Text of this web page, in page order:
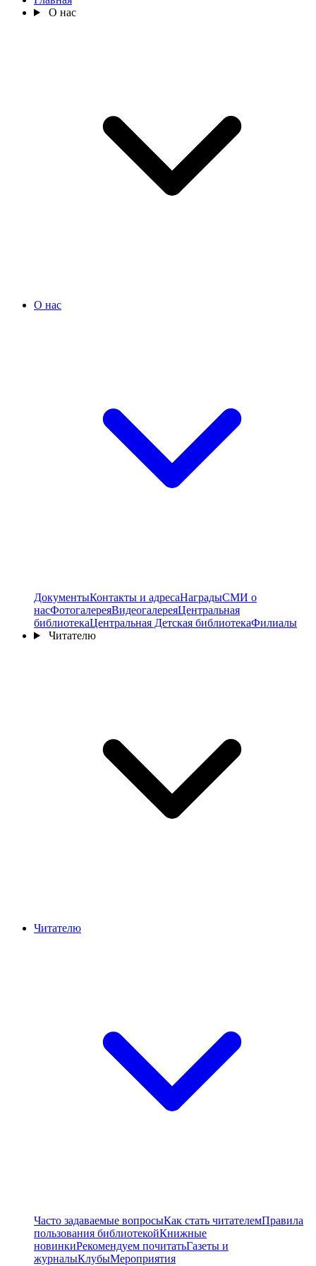
О нас
О нас
ДокументыКонтакты и адресаНаградыСМИ о
насФотогалереяВидеогалереяЦентральная
библиотекаЦентральная Детская библиотекаФилиалы
Читателю
Читателю
Часто задаваемые вопросыКак стать читателемПравила
пользования библиотекойКнижные
новинкиРекомендуем почитатьГазеты и
журналыКлубыМероприятия